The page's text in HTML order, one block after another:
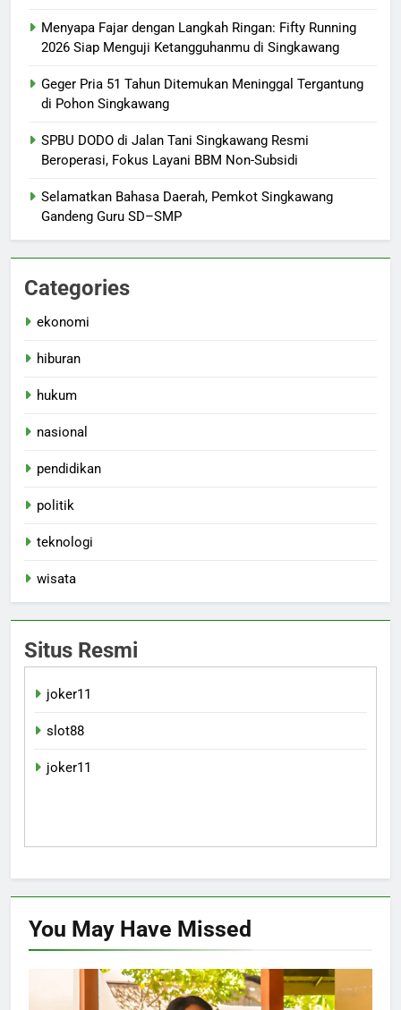
Menyapa Fajar dengan Langkah Ringan: Fifty Running
2026 Siap Menguji Ketangguhanmu di Singkawang
Geger Pria 51 Tahun Ditemukan Meninggal Tergantung
di Pohon Singkawang
SPBU DODO di Jalan Tani Singkawang Resmi
Beroperasi, Fokus Layani BBM Non-Subsidi
Selamatkan Bahasa Daerah, Pemkot Singkawang
Gandeng Guru SD–SMP
Categories
ekonomi
hiburan
hukum
nasional
pendidikan
politik
teknologi
wisata
Situs Resmi
joker11
slot88
joker11
You May Have Missed
POLITIK